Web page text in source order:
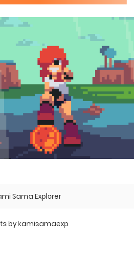
Sama Explorer
by kamisamaexp